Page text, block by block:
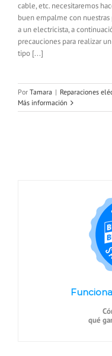
cable, etc. necesitaremos
buen empalme con
a un electricista, a
precauciones para realizar
tipo [...]
Por Tamara | Reparaciones
Más información
qué